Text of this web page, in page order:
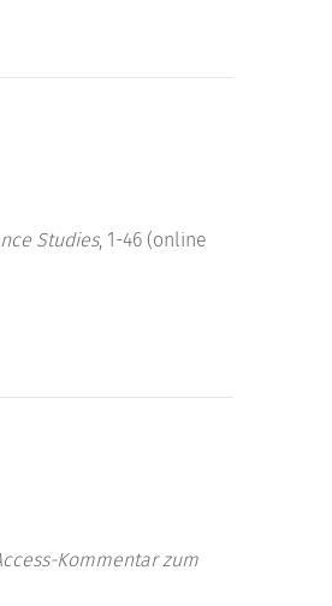
Studies, 1-46 (online
Kommentar zum